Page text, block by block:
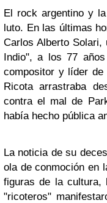
El rock argentino y
luto. En las últimas
Carlos Alberto Solari,
Indio", a los 77
compositor y líder
Ricota arrastraba
contra el mal de
había hecho pública
La noticia de su
ola de conmoción en
figuras de la cultura,
"ricoteros"